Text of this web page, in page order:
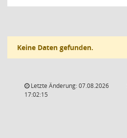
Keine Daten gefunden.
Letzte Änderung: 07.08.2026
17:02:15